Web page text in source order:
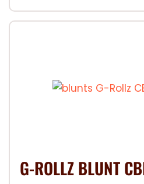
G-ROLLZ BLUNT